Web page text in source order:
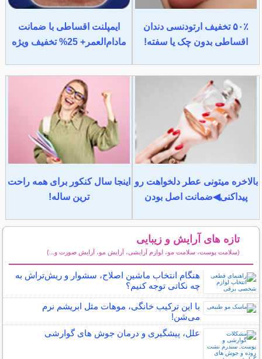
۵۰٪ تخفیف ارتودنسی دندان
اقساطی بدون چک یا سفته!
ایمپلنت اقساطی با ضمانت
مادام‌العمر+ 25% تخفیف ویژه
بالاخره میتونی عطر دلخواهت رو
پیداکنی◀ضمانت اصل بودن
اینجا سال کنکور برای همه راحت
ترین ساله!
تازه های آرایش و زیبایی
(سلامت پوست، سلامت مو، لوازم آرایشی، آرایش مو، آرایش صورت و...)
هنگام انتخاب ماشین اصلاح، سشوار و ریش‌تراش به
چه نکاتی توجه کنیم؟
با این ترکیب خانگی، موهات مثل ابریشم نرم
می‌شن!
علل، پیشگیری و درمان جوش های گوارشی